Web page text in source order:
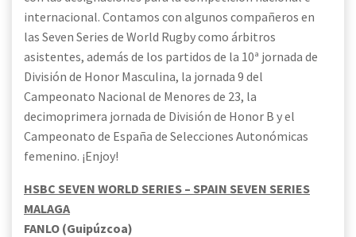
internacional. Contamos con algunos compañeros en
las Seven Series de World Rugby como árbitros
asistentes, además de los partidos de la 10ª jornada de
División de Honor Masculina, la jornada 9 del
Campeonato Nacional de Menores de 23, la
decimoprimera jornada de División de Honor B y el
Campeonato de España de Selecciones Autonómicas
femenino. ¡Enjoy!
HSBC SEVEN WORLD SERIES – SPAIN SEVEN SERIES
MALAGA
FANLO (Guipúzcoa)